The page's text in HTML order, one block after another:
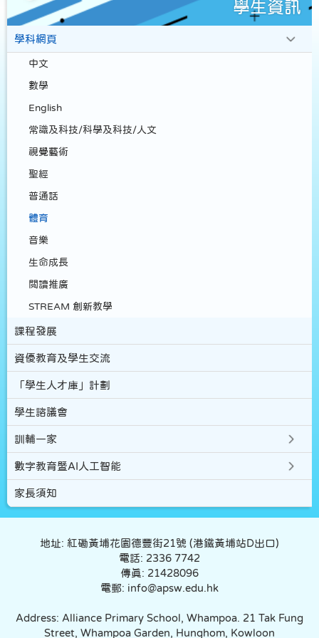
學生資訊
學科網頁
中文
數學
English
常識及科技/科學及科技/人文
視覺藝術
聖經
普通話
體育
音樂
生命成長
閲讀推廣
STREAM 創新教學
課程發展
資優教育及學生交流
「學生人才庫」計劃
學生諮議會
訓輔一家
數字教育暨AI人工智能
家長須知
地址: 紅磡黃埔花園德豐街21號 (港鐵黃埔站D出口)
電話: 2336 7742
傳真: 21428096
電郵: info@apsw.edu.hk
Address: Alliance Primary School, Whampoa. 21 Tak Fung
Street, Whampoa Garden, Hunghom, Kowloon